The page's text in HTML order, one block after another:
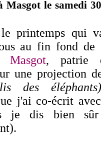
Masgot le samedi
le printemps qui
au fin fond de
Masgot, patrie
une projection
des éléphants)
j'ai co-écrit
je dis bien